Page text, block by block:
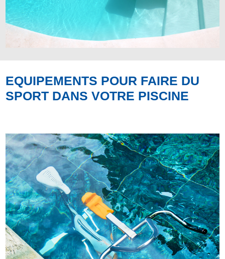
EQUIPEMENTS POUR FAIRE DU
SPORT DANS VOTRE PISCINE